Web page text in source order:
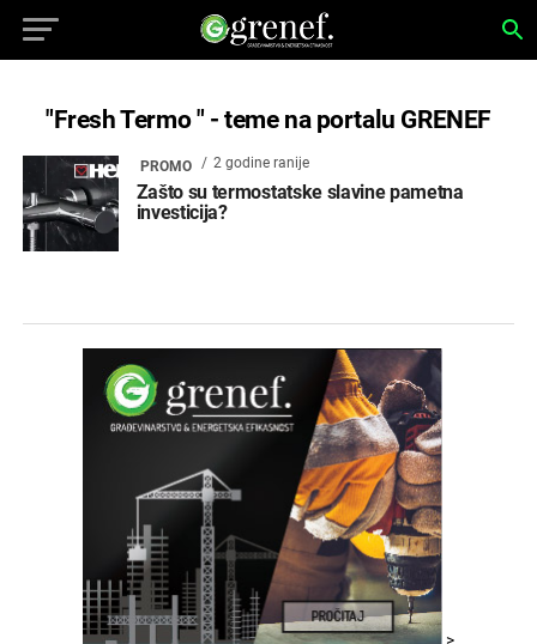
"Fresh Termo " - teme na portalu GRENEF
PROMO 2 godine ranije
Zašto su termostatske slavine pametna
investicija?